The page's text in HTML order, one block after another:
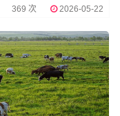
369 次 2026-05-22